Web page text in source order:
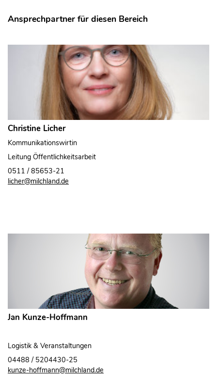
Ansprechpartner für diesen Bereich
Christine Licher
Kommunikationswirtin
Leitung Öffentlichkeitsarbeit
0511 / 85653-21
licher@milchland.de
Jan Kunze-Hoffmann
Logistik & Veranstaltungen
04488 / 5204430-25
kunze-hoffmann@milchland.de